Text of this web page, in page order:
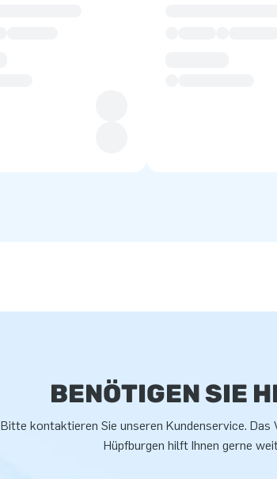
BENÖTIGEN SIE
Bitte kontaktieren Sie unseren Kundenservice.
Hüpfburgen hilft Ihnen gerne